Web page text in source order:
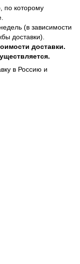
по которому
(в зависимости
доставки).
доставки.
в Россию и